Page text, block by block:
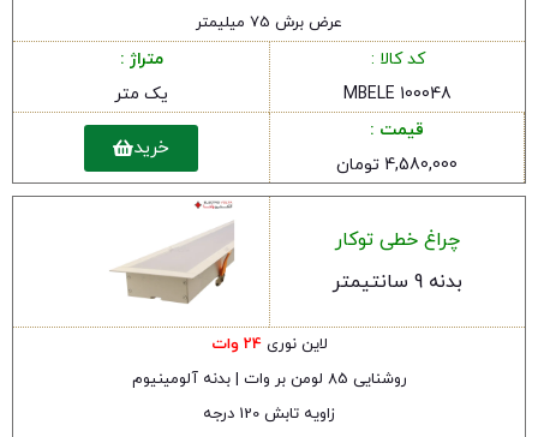
عرض برش 75 میلیمتر
کد کالا :
MBELE 100048
متراژ :
یک متر
قیمت :
4,580,000 تومان
خرید
چراغ خطی توکار
بدنه 9 سانتیمتر
لاین نوری24 وات
روشنایی 85 لومن بر وات | بدنه آلومینیوم
زاویه تابش 120 درجه